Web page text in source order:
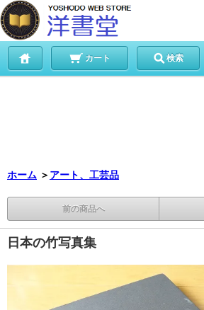
カート 検索
ホーム ＞ アート、工芸品
前の商品へ
日本の竹写真集